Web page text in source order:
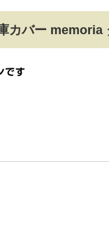
カバー memoria